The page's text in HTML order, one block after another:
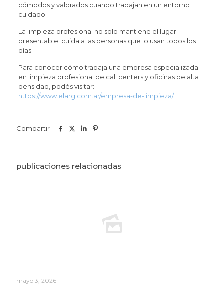
cómodos y valorados cuando trabajan en un entorno
cuidado.
La limpieza profesional no solo mantiene el lugar
presentable: cuida a las personas que lo usan todos los
días.
Para conocer cómo trabaja una empresa especializada
en limpieza profesional de call centers y oficinas de alta
densidad, podés visitar:
https://www.elarg.com.ar/empresa-de-limpieza/
Compartir
publicaciones relacionadas
mayo 3, 2026